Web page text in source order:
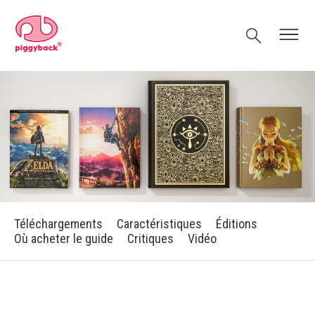
content
Piggyback.com Rechercher
Menu
Téléchargements Caractéristiques
Éditions
Où acheter le guide
Critiques Vidéo